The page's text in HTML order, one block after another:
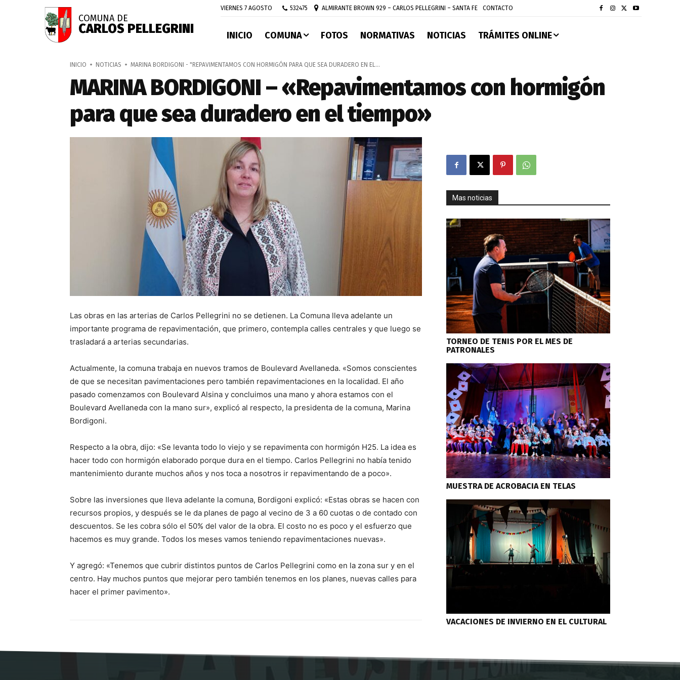
COMUNA DE
CARLOS PELLEGRINI
VIERNES 7 AGOSTO 532475 ALMIRANTE BROWN 929 – CARLOS PELLEGRINI – SANTA FE CONTACTO
INICIO COMUNA FOTOS NORMATIVAS NOTICIAS TRÁMITES ONLINE
INICIO NOTICIAS MARINA BORDIGONI - "REPAVIMENTAMOS CON HORMIGÓN PARA QUE SEA DURADERO EN EL...
MARINA BORDIGONI – «Repavimentamos con hormigón
para que sea duradero en el tiempo»
Las obras en las arterias de Carlos Pellegrini no se detienen. La Comuna lleva adelante un
importante programa de repavimentación, que primero, contempla calles centrales y que luego se
trasladará a arterias secundarias.
Actualmente, la comuna trabaja en nuevos tramos de Boulevard Avellaneda. «Somos conscientes
de que se necesitan pavimentaciones pero también repavimentaciones en la localidad. El año
pasado comenzamos con Boulevard Alsina y concluimos una mano y ahora estamos con el
Boulevard Avellaneda con la mano sur», explicó al respecto, la presidenta de la comuna, Marina
Bordigoni.
Respecto a la obra, dijo: «Se levanta todo lo viejo y se repavimenta con hormigón H25. La idea es
hacer todo con hormigón elaborado porque dura en el tiempo. Carlos Pellegrini no había tenido
mantenimiento durante muchos años y nos toca a nosotros ir repavimentando de a poco».
Sobre las inversiones que lleva adelante la comuna, Bordigoni explicó: «Estas obras se hacen con
recursos propios, y después se le da planes de pago al vecino de 3 a 60 cuotas o de contado con
descuentos. Se les cobra sólo el 50% del valor de la obra. El costo no es poco y el esfuerzo que
hacemos es muy grande. Todos los meses vamos teniendo repavimentaciones nuevas».
Y agregó: «Tenemos que cubrir distintos puntos de Carlos Pellegrini como en la zona sur y en el
centro. Hay muchos puntos que mejorar pero también tenemos en los planes, nuevas calles para
hacer el primer pavimento».
Mas noticias
TORNEO DE TENIS POR EL MES DE
PATRONALES
MUESTRA DE ACROBACIA EN TELAS
VACACIONES DE INVIERNO EN EL CULTURAL